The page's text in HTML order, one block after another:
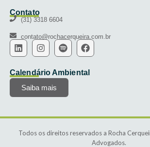
Contato
(31) 3318 6604
contato@rochacerqueira.com.br
Calendário Ambiental
Saiba mais
Todos os direitos reservados a Rocha
Advogados.